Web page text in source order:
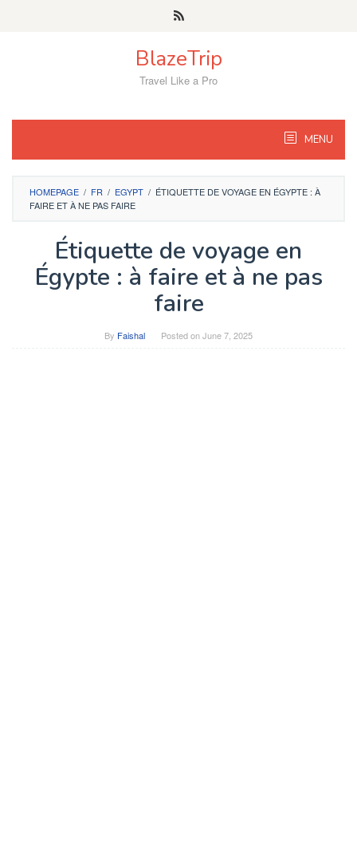
BlazeTrip
Travel Like a Pro
MENU
HOMEPAGE / FR / EGYPT / ÉTIQUETTE DE VOYAGE EN ÉGYPTE : À
FAIRE ET À NE PAS FAIRE
Étiquette de voyage en
Égypte : à faire et à ne pas
faire
By Faishal Posted onJune 7, 2025